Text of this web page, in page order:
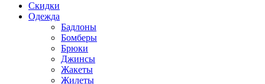
Скидки
Одежда
Бадлоны
Бомберы
Брюки
Джинсы
Жакеты
Жилеты